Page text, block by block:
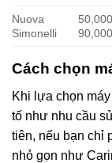
Nuova
Simonelli
Cách chọn
Khi lựa chọn
tố như nhu cầu
tiên, nếu bạn chỉ
nhỏ gọn như